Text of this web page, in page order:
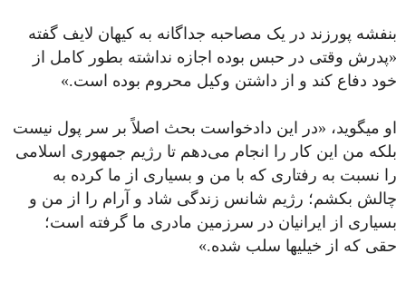
بنفشه پورزند در یک مصاحبه جداگانه به کیهان لایف گفته
«پدرش وقتی در حبس بوده اجازه نداشته بطور کامل از
خود دفاع کند و از داشتن وکیل محروم بوده است.»
او می‎گوید، «در این دادخواست بحث اصلاً بر سر پول نیست
بلکه من این کار را انجام می‌دهم تا رژیم جمهوری اسلامی
را نسبت به رفتاری که با من و بسیاری از ما کرده به
چالش بکشم؛ رژیم شانس زندگی شاد و آرام را از من و
بسیاری از ایرانیان در سرزمین مادری ما گرفته است؛
حقی که از خیلی‎ها سلب شده.»